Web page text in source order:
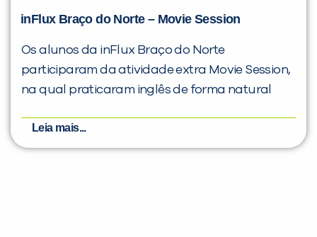
inFlux Braço do Norte – Movie Session
Os alunos da inFlux Braço do Norte
participaram da atividade extra Movie Session,
na qual praticaram inglês de forma natural
Leia mais...